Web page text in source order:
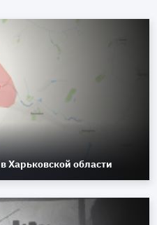
Харьковской области